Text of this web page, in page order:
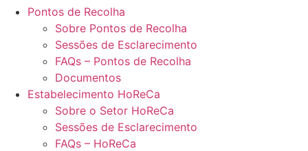
Pontos de Recolha
Sobre Pontos de Recolha
Sessões de Esclarecimento
FAQs – Pontos de Recolha
Documentos
Estabelecimento HoReCa
Sobre o Setor HoReCa
Sessões de Esclarecimento
FAQs – HoReCa